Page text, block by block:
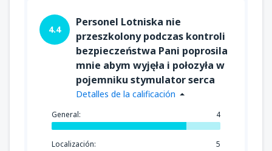
desdeArica, Chacalluta (ARI)
DESDE 133052CLP
desde Osorno, Canal Bajo Carlos Hott
Siebert (ZOS)
DESDE
desdePunta Arenas, Carlos Ibanez del
4.4
Personel Lotniska nie
przeszkolony podczas kontroli
bezpieczeństwa Pani poprosila
mnie abym wyjęła i połozyła w
pojemniku stymulator serca
Detalles de la calificación
General: 4
Localización: 5